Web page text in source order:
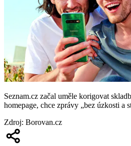
Seznam.cz začal uměle korigovat
homepage, chce zprávy „bez úzkosti a
Zdroj: Borovan.cz